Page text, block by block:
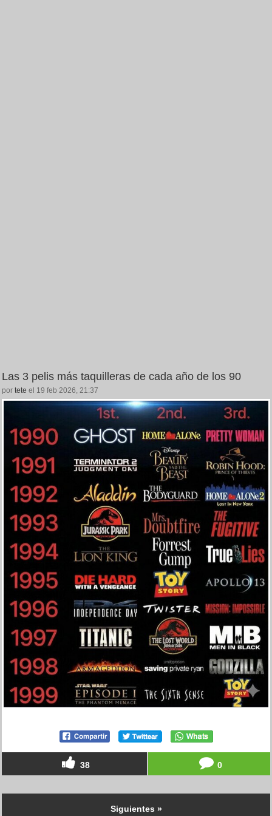
Las 3 pelis más taquilleras de cada año de los 90
por tete el 19 feb 2026, 21:37
38 0
Siguientes »